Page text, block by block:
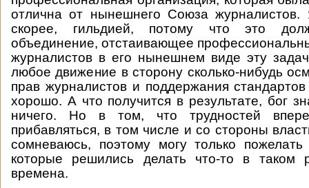
отлична от нынешнего Союза
скорее, гильдией, потому что это
объединение, отстаивающее
журналистов в его нынешнем виде эту
любое движение в сторону сколько-нибудь
прав журналистов и поддержания
хорошо. А что получится в результате, бог
ничего. Но в том, что трудностей
прибавляться, в том числе и со стороны
сомневаюсь, поэтому могу только
которые решились делать что-то в
времена.